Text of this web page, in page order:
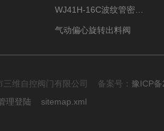
气动偏心旋转出料阀
三维自控阀门有限公司 备案号： 豫ICP
理登陆 sitemap.xml